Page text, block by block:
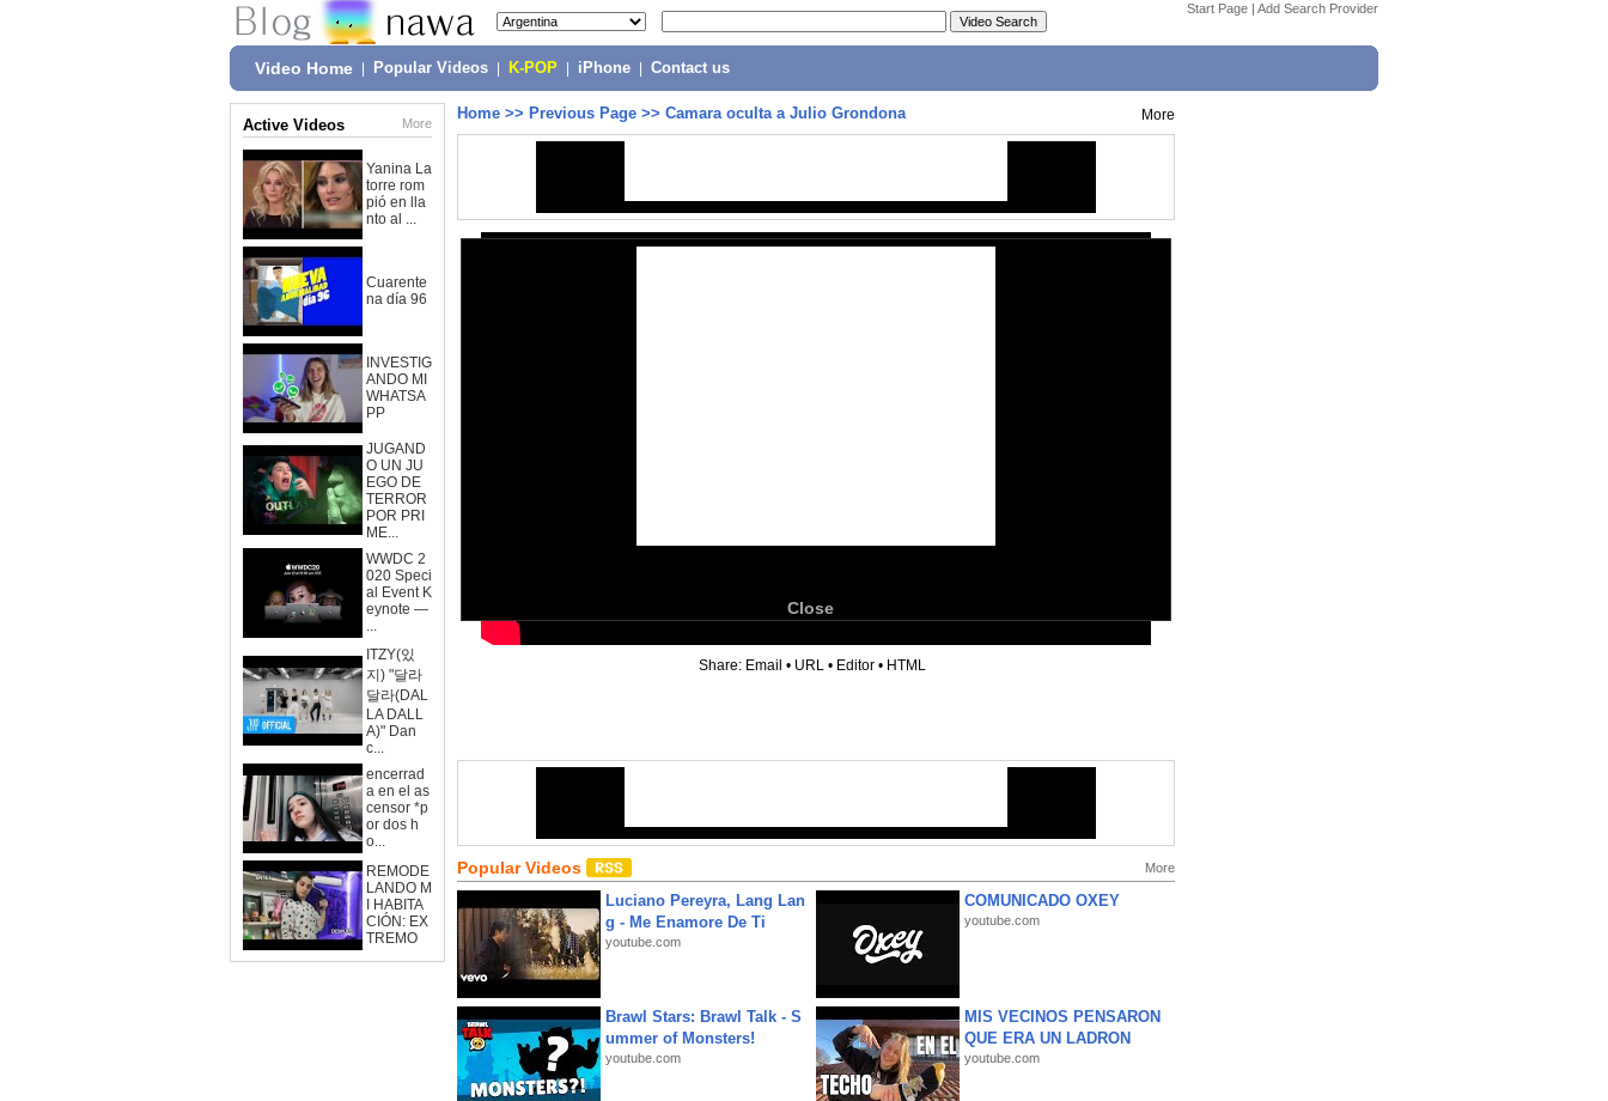
Start Page | Add Search Provider
Video Home Popular Videos K-POP iPhone Contact us
Active Videos More
Yanina La
torre rom
pió en lla
nto al ...
Cuarente
na día 96
INVESTIG
ANDO MI
WHATSA
PP
JUGAND
O UN JU
EGO DE
TERROR
POR PRI
ME...
WWDC 2
020 Speci
al Event K
eynote —
...
ITZY(있
지) "달라
달라(DAL
LA DALL
A)" Dan
c...
encerrad
a en el as
censor *p
or dos h
o...
REMODE
LANDO M
I HABITA
CIÓN: EX
TREMO
Home >> Previous Page >> Camara oculta a Julio Grondona More
Close
Share: Email • URL • Editor • HTML
Popular Videos More
Luciano Pereyra, Lang Lan
g - Me Enamore De Ti
youtube.com
COMUNICADO OXEY
youtube.com
Brawl Stars: Brawl Talk - S
ummer of Monsters!
youtube.com
MIS VECINOS PENSARON
QUE ERA UN LADRON
youtube.com